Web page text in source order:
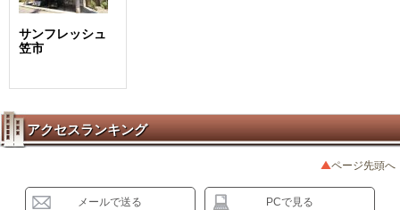
サンフレッシュ
笠市
アクセスランキング
ページ先頭へ
メールで送る PCで見る